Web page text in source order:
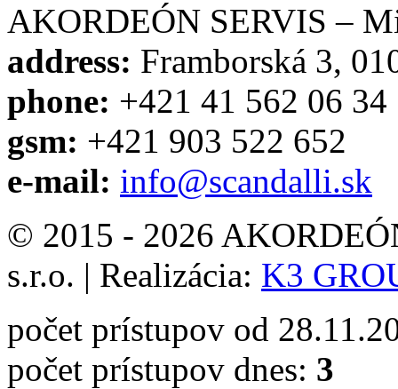
AKORDEÓN SERVIS –
address: Framborská 3,
phone: +421 41 562 06 34
gsm: +421 903 522 652
e-mail: info@scandalli.sk
© 2015 - 2026
s.r.o. | Realizácia: K3
počet prístupov od
počet prístupov dnes: 3